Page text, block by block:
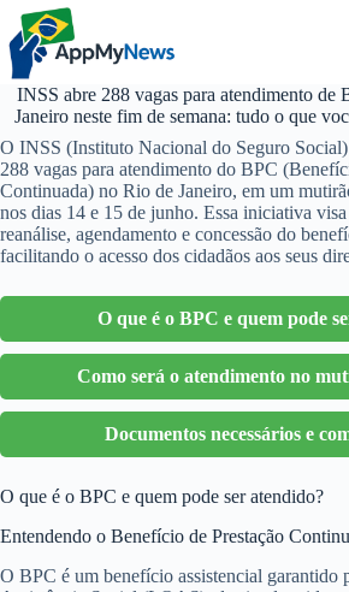
Pular
para
conteúdo
INSS abre 288 vagas para atendimento de
Janeiro neste fim de semana: tudo o que
O INSS (Instituto Nacional do Seguro
288 vagas para atendimento do BPC
Continuada) no Rio de Janeiro, em um
nos dias 14 e 15 de junho. Essa iniciativa
reanálise, agendamento e concessão do
facilitando o acesso dos cidadãos aos seus
O que é o BPC e quem pode
Como será o atendimento no
Documentos necessários e
O que é o BPC e quem pode ser atendido?
Entendendo o Benefício de Prestação
O BPC é um benefício assistencial garantido